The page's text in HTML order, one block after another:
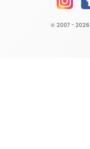
© 2007 - 2026